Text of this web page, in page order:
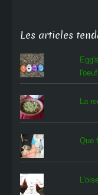
Les articles
l'oeuf
La
Que